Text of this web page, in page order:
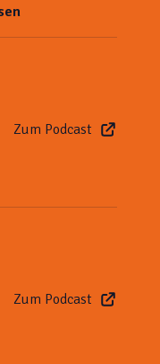
Zum Podcast
Zum Podcast